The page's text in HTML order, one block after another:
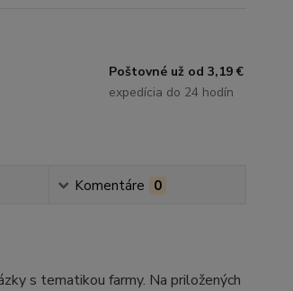
Poštovné už od 3,19 €
expedícia do 24 hodín
Komentáre 0
s tematikou farmy. Na priložených